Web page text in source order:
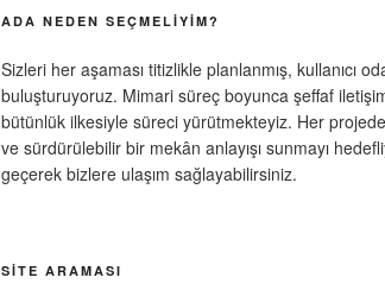
ADA NEDEN SEÇMELIYIM?
Sizleri her aşaması titizlikle planlanmış, kullanıcı
buluşturuyoruz. Mimari süreç boyunca şeffaf
bütünlük ilkesiyle süreci yürütmekteyiz. Her
ve sürdürülebilir bir mekân anlayışı sunmayı
geçerek bizlere ulaşım sağlayabilirsiniz.
SITE ARAMASI